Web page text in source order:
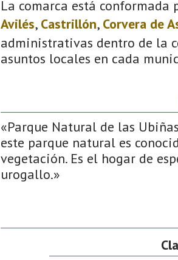
La comarca está conformada
Avilés, Castrillón, Corvera de
administrativas dentro de la
asuntos locales en cada
«Parque Natural de las
este parque natural es
vegetación. Es el hogar de
urogallo.»